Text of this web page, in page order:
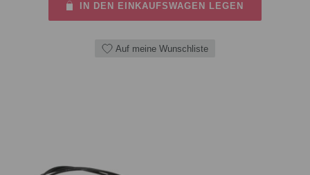
IN DEN EINKAUFSWAGEN LEGEN
Auf meine Wunschliste